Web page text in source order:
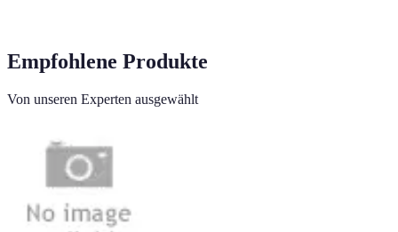
Empfohlene Produkte
Von unseren Experten ausgewählt